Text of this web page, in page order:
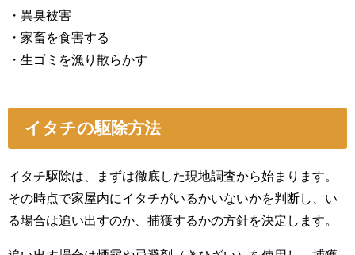
・異臭被害
・家畜を食害する
・生ゴミを漁り散らかす
イタチの駆除方法
イタチ駆除は、まずは徹底した現地調査から始まります。
その時点で家屋内にイタチがいるかいないかを判断し、い
る場合は追い出すのか、捕獲するかの方針を決定します。